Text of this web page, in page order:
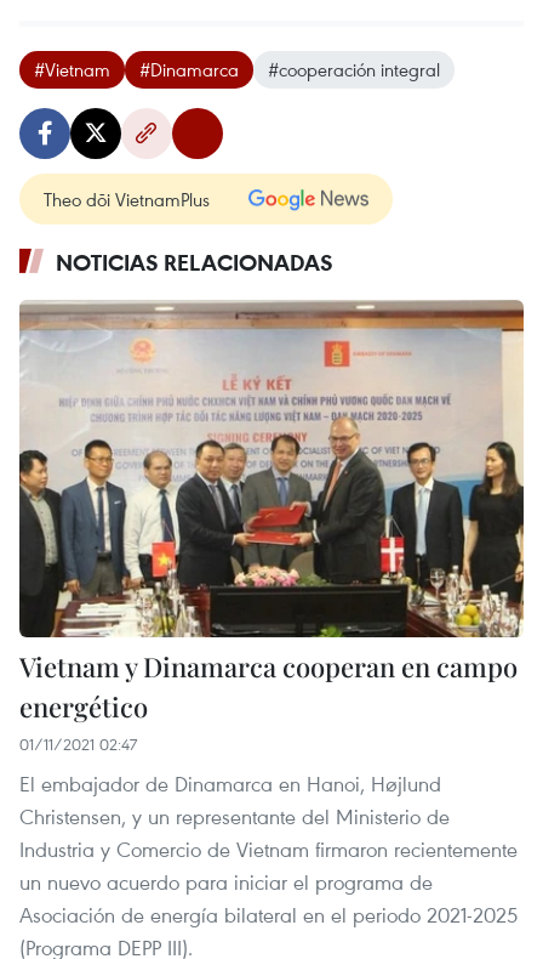
#Vietnam #Dinamarca #cooperación integral
Theo dõi VietnamPlus
NOTICIAS RELACIONADAS
Vietnam y Dinamarca cooperan en campo
energético
01/11/2021 02:47
El embajador de Dinamarca en Hanoi, Højlund
Christensen, y un representante del Ministerio de
Industria y Comercio de Vietnam firmaron recientemente
un nuevo acuerdo para iniciar el programa de
Asociación de energía bilateral en el periodo 2021-2025
(Programa DEPP III).